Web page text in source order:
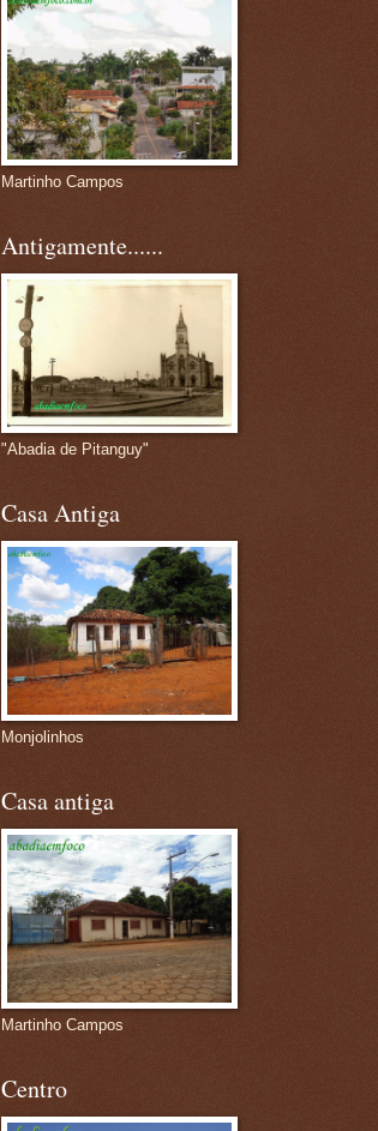
Martinho Campos
Antigamente......
"Abadia de Pitanguy"
Casa Antiga
Monjolinhos
Casa antiga
Martinho Campos
Centro